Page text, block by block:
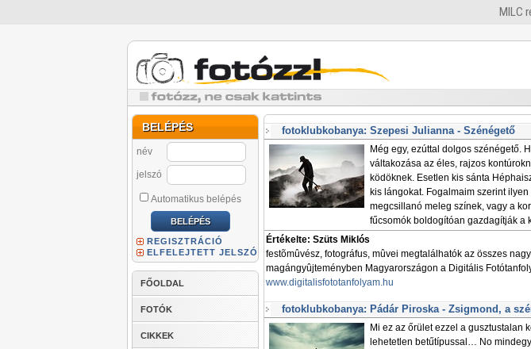
MILC
BELÉPÉS
név
jelszó
Automatikus belépés
REGISZTRÁCIÓ
ELFELEJTETT JELSZÓ
FŐOLDAL
FOTÓK
CIKKEK
fotoklubkobanya: Szepesi Julianna - Szénégető
Még egy, ezúttal dolgos szénégető.
váltakozása az éles, rajzos
ködöknek. Esetlen kis sánta
kis lángokat. Fogalmaim szerint
megcsillanó meleg színek, vagy a
fűcsomók boldogítóan gazdagítják a
Értékelte: Szüts Miklós
festõmûvész, fotográfus, mûvei megtalálhatók az összes
magángyûjteményben Magyarországon a Digitális
www.digitalisfototanfolyam.hu
fotoklubkobanya: Pádár Piroska - Zsigmond, a
Mi ez az őrület ezzel a gusztustalan
lehetetlen betűtípussal… No